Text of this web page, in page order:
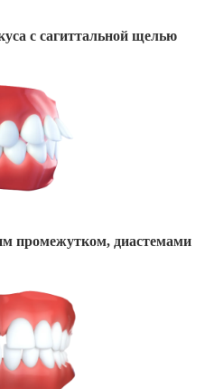
с сагиттальной щелью
промежутком, диастемами